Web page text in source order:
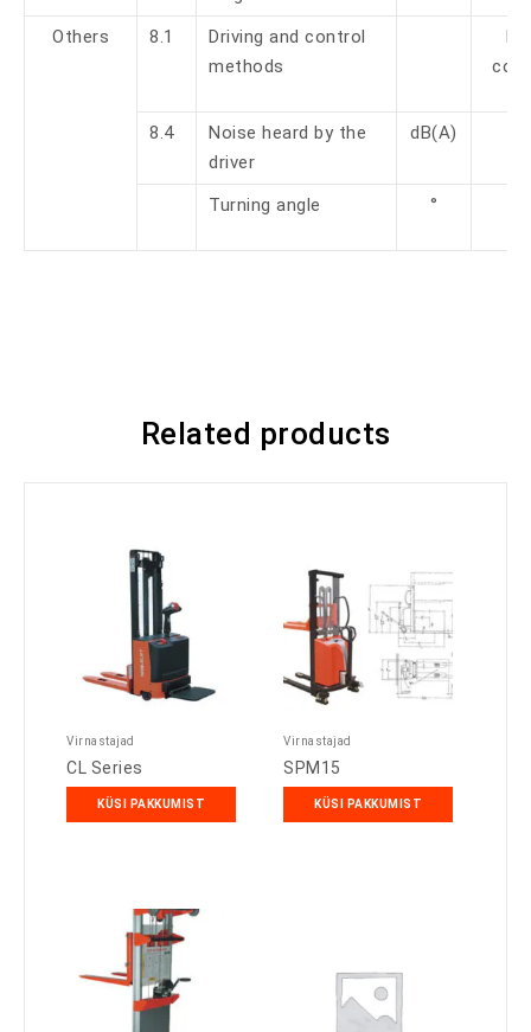
Others
8.1
Driving and control
methods
8.4
Noise heard by the
driver
dB(A)
Turning angle °
Related products
Virnastajad
CL Series
KÜSI PAKKUMIST
Virnastajad
SPM15
KÜSI PAKKUMIST